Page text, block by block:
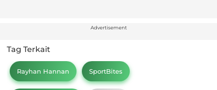
Advertisement
Tag Terkait
Rayhan Hannan SportBites